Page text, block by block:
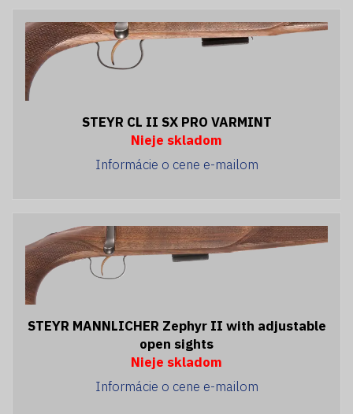
STEYR CL II SX PRO VARMINT
Nieje skladom
Informácie o cene e-mailom
STEYR MANNLICHER Zephyr II with adjustable
open sights
Nieje skladom
Informácie o cene e-mailom